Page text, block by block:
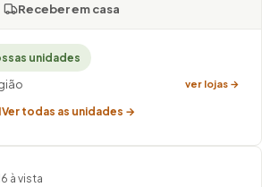
Receber em casa
unidades
ver lojas →
Ver todas as unidades →
à vista